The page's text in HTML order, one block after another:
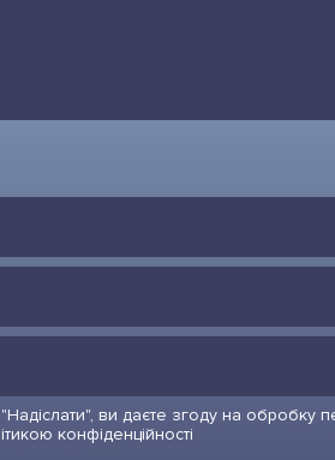
ви даєте згоду на обробку
конфіденційності